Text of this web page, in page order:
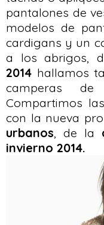
pantalones de
modelos de
cardigans y un
a los abrigos,
2014 hallamos
camperas
Compartimos
con la nueva
urbanos , de la
invierno 2014.